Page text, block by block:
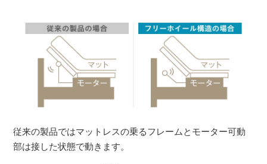
従来の製品ではマットレスの乗るフレームとモーター可動
部は接した状態で動きます。